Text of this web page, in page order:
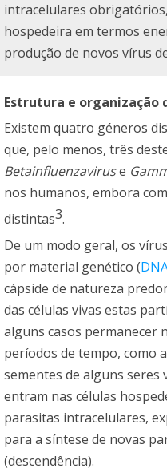
intracelulares
hospedeira em termos
produção de novos vírus
Estrutura e organização
Existem quatro géneros
que, pelo menos, três
Betainfluenzaviruse
nos humanos, embora
distintas3.
De um modo geral, os
por material genético (
cápside de natureza
das células vivas estas
alguns casos permanecer
períodos de tempo, como
sementes de alguns seres
entram nas células
parasitas intracelulares,
para a síntese de novas
(descendência).